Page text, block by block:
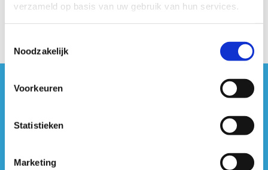
verzameld op basis van uw gebruik van hun services.
Noodzakelijk
Voorkeuren
Statistieken
Marketing
#sportersbelevenmeer